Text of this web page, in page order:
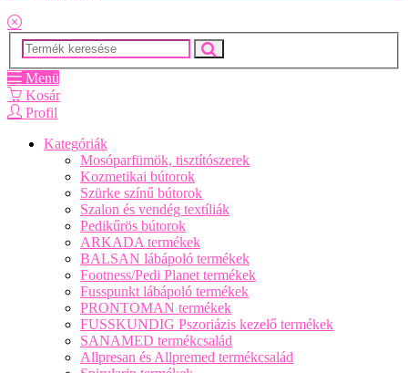
Menü
Kosár
Profil
Kategóriák
Mosóparfümök, tisztítószerek
Kozmetikai bútorok
Szürke színű bútorok
Szalon és vendég textíliák
Pedikűrös bútorok
ARKADA termékek
BALSAN lábápoló termékek
Footness/Pedi Planet termékek
Fusspunkt lábápoló termékek
PRONTOMAN termékek
FUSSKUNDIG Pszoriázis kezelő termékek
SANAMED termékcsalád
Allpresan és Allpremed termékcsalád